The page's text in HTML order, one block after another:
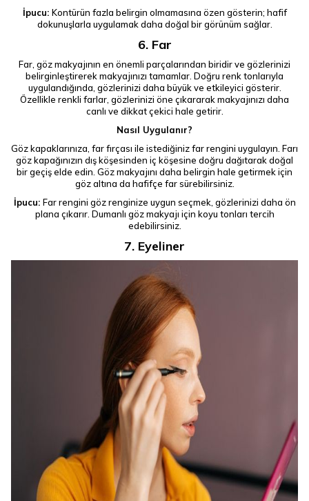
İpucu: Kontürün fazla belirgin olmamasına özen gösterin; hafif
dokunuşlarla uygulamak daha doğal bir görünüm sağlar.
6. Far
Far, göz makyajının en önemli parçalarından biridir ve gözlerinizi
belirginleştirerek makyajınızı tamamlar. Doğru renk tonlarıyla
uygulandığında, gözlerinizi daha büyük ve etkileyici gösterir.
Özellikle renkli farlar, gözlerinizi öne çıkararak makyajınızı daha
canlı ve dikkat çekici hale getirir.
Nasıl Uygulanır?
Göz kapaklarınıza, far fırçası ile istediğiniz far rengini uygulayın. Farı
göz kapağınızın dış köşesinden iç köşesine doğru dağıtarak doğal
bir geçiş elde edin. Göz makyajını daha belirgin hale getirmek için
göz altına da hafifçe far sürebilirsiniz.
İpucu: Far rengini göz renginize uygun seçmek, gözlerinizi daha ön
plana çıkarır. Dumanlı göz makyajı için koyu tonları tercih
edebilirsiniz.
7. Eyeliner